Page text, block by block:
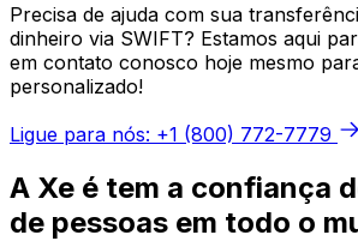
Precisa de ajuda com sua
dinheiro via SWIFT? Estamos aqui
em contato conosco hoje mesmo
personalizado!
Ligue para nós: +1 (800) 772-7779
A Xe é tem a confiança
de pessoas em todo o